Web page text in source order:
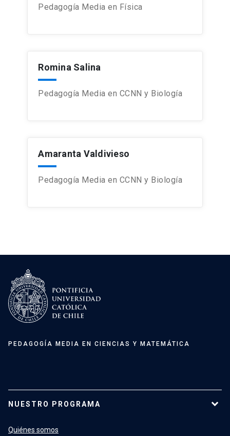
Pedagogía Media en Física
Romina Salina
Pedagogía Media en CCNN y Biología
Amaranta Valdivieso
Pedagogía Media en CCNN y Biología
PEDAGOGÍA MEDIA EN CIENCIAS Y MATEMÁTICA
NUESTRO PROGRAMA
Quiénes somos